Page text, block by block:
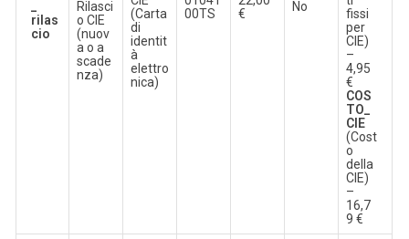
rilas
cio
Rilasci
o CIE
(nuov
a o a
scade
nza)
(Carta
di
identit
à
elettro
nica)
00TS
€
No
fissi
per
CIE)
–
4,95
€
COS
TO_
CIE
(Cost
o
della
CIE)
–
16,7
9 €